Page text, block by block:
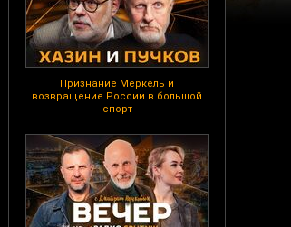
Признание Меркель и
возвращение России в большой
спорт